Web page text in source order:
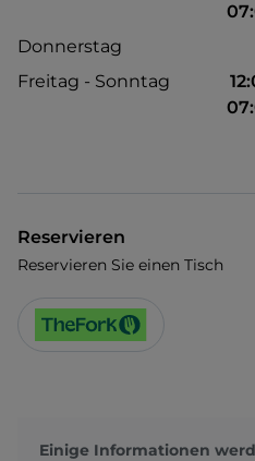
Donnerstag
Freitag - Sonntag
Reservieren
Reservieren Sie einen Tisch
Einige Informationen